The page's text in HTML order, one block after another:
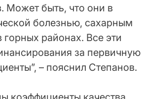
Может быть, что они в
болезнью, сахарным
районах. Все эти
за первичную
– пояснил Степанов.